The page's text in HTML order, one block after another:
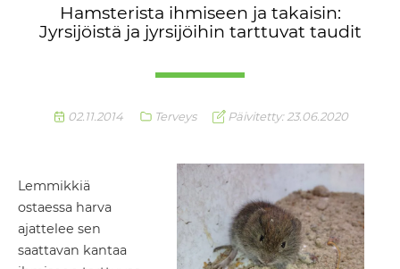
Hamsterista ihmiseen ja takaisin:
Jyrsijöistä ja jyrsijöihin tarttuvat taudit
02.11.2014 Terveys Päivitetty: 23.06.2020
Lemmikkiä
ostaessa harva
ajattelee sen
saattavan kantaa